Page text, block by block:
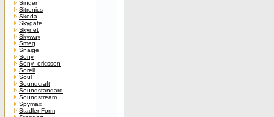
Singer
Sitronics
Skoda
Skygate
Skynet
Skyway
Smeg
Snaige
Sony
Sony_ericsson
Sorell
Soul
Soundcraft
Soundstandard
Soundstream
Spymax
Stadler Form